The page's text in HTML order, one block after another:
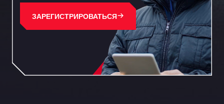
ЗАРЕГИСТРИРОВАТЬСЯ